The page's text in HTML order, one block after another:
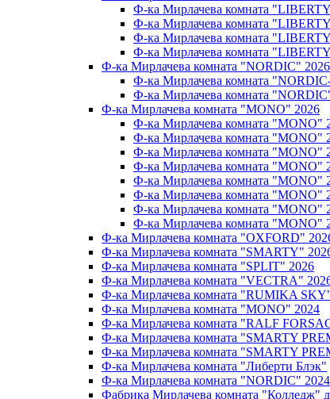
Ф-ка Мирлачева комната
Ф-ка Мирлачева комната
Ф-ка Мирлачева комната
Ф-ка Мирлачева комната
Ф-ка Мирлачева комната "NORDIC" 2026
Ф-ка Мирлачева комната
Ф-ка Мирлачева комната
Ф-ка Мирлачева комната "MONO" 2026
Ф-ка Мирлачева комната
Ф-ка Мирлачева комната
Ф-ка Мирлачева комната
Ф-ка Мирлачева комната
Ф-ка Мирлачева комната
Ф-ка Мирлачева комната
Ф-ка Мирлачева комната
Ф-ка Мирлачева комната
Ф-ка Мирлачева комната "OXFORD"
Ф-ка Мирлачева комната "SMARTY"
Ф-ка Мирлачева комната "SPLIT" 2026
Ф-ка Мирлачева комната "VECTRA"
Ф-ка Мирлачева комната "RUMIKA
Ф-ка Мирлачева комната "MONO" 2024
Ф-ка Мирлачева комната "RALF
Ф-ка Мирлачева комната "SMARTY
Ф-ка Мирлачева комната "SMARTY
Ф-ка Мирлачева комната "Либерти Блэк"
Ф-ка Мирлачева комната "NORDIC" 2024
Фабрика Мирлачева комната "Колледж"